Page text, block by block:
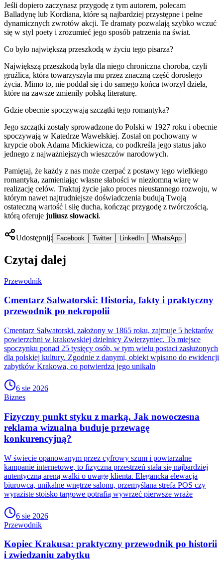
Jeśli dopiero zaczynasz przygodę z tym autorem, polecam
Balladynę lub Kordiana, które są najbardziej przystępne i pełne
dynamicznych zwrotów akcji. Te dramaty pozwalają szybko wczuć
się w styl poety i zrozumieć jego sposób patrzenia na świat.
Co było największą przeszkodą w życiu tego pisarza?
Największą przeszkodą była dla niego chroniczna choroba, czyli
gruźlica, która towarzyszyła mu przez znaczną część dorosłego
życia. Mimo to, nie poddał się i do samego końca tworzył dzieła,
które na zawsze zmieniły polską literaturę.
Gdzie obecnie spoczywają szczątki tego romantyka?
Jego szczątki zostały sprowadzone do Polski w 1927 roku i obecnie
spoczywają w Katedrze Wawelskiej. Został on pochowany w
krypcie obok Adama Mickiewicza, co podkreśla jego status jako
jednego z najważniejszych wieszczów narodowych.
Pamiętaj, że każdy z nas może czerpać z postawy tego wielkiego
romantyka, zamieniając własne słabości w niezłomną wiarę w
realizację celów. Traktuj życie jako proces nieustannego rozwoju, w
którym nawet najtrudniejsze doświadczenia budują Twoją
ostateczną wartość i siłę ducha, kończąc przygodę z twórczością,
którą oferuje juliusz slowacki.
Udostępnij: Facebook Twitter LinkedIn WhatsApp
Czytaj dalej
Przewodnik
Cmentarz Salwatorski: Historia, fakty i praktyczny
przewodnik po nekropolii
Cmentarz Salwatorski, założony w 1865 roku, zajmuje 5 hektarów
powierzchni w krakowskiej dzielnicy Zwierzyniec. To miejsce
spoczynku ponad 25 tysięcy osób, w tym wielu postaci zasłużonych
dla polskiej kultury. Zgodnie z danymi, obiekt wpisano do ewidencji
zabytków Krakowa, co potwierdza jego unikaln
6 sie 2026
Biznes
Fizyczny punkt styku z marką. Jak nowoczesna
reklama wizualna buduje przewagę
konkurencyjną?
W świecie opanowanym przez cyfrowy szum i powtarzalne
kampanie internetowe, to fizyczna przestrzeń stała się najbardziej
autentyczną areną walki o uwagę klienta. Elegancka elewacja
biurowca, unikalne wnętrze salonu, przemyślana strefa POS czy
wyraziste stoisko targowe potrafią wywrzeć pierwsze wraże
6 sie 2026
Przewodnik
Kopiec Krakusa: praktyczny przewodnik po historii
i zwiedzaniu zabytku